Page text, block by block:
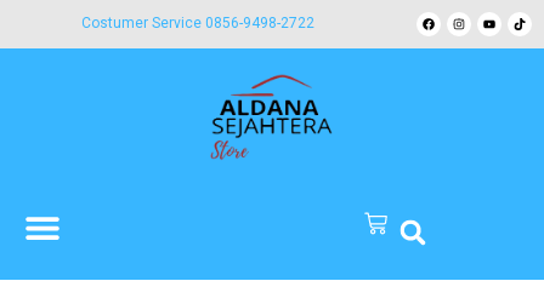
Costumer Service 0856-9498-2722